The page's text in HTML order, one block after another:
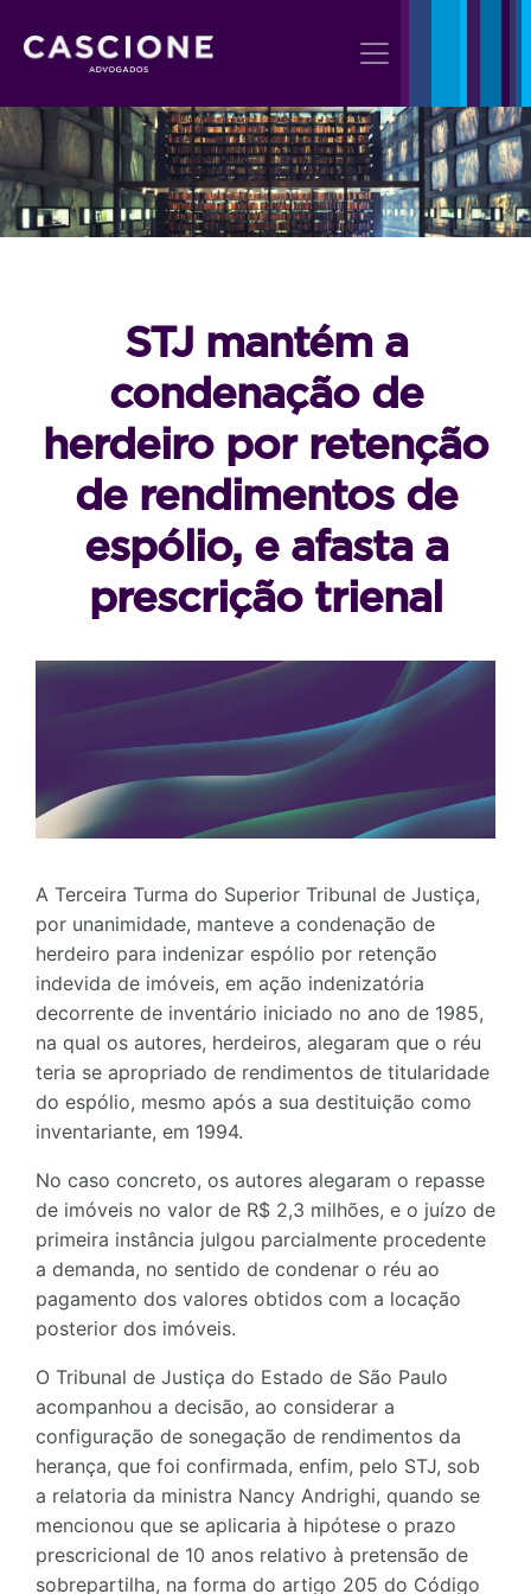
STJ mantém a
condenação de
herdeiro por retenção
de rendimentos de
espólio, e afasta a
prescrição trienal
A Terceira Turma do Superior Tribunal de Justiça,
por unanimidade, manteve a condenação de
herdeiro para indenizar espólio por retenção
indevida de imóveis, em ação indenizatória
decorrente de inventário iniciado no ano de 1985,
na qual os autores, herdeiros, alegaram que o réu
teria se apropriado de rendimentos de titularidade
do espólio, mesmo após a sua destituição como
inventariante, em 1994.
No caso concreto, os autores alegaram o repasse
de imóveis no valor de R$ 2,3 milhões, e o juízo de
primeira instância julgou parcialmente procedente
a demanda, no sentido de condenar o réu ao
pagamento dos valores obtidos com a locação
posterior dos imóveis.
O Tribunal de Justiça do Estado de São Paulo
acompanhou a decisão, ao considerar a
configuração de sonegação de rendimentos da
herança, que foi confirmada, enfim, pelo STJ, sob
a relatoria da ministra Nancy Andrighi, quando se
mencionou que se aplicaria à hipótese o prazo
prescricional de 10 anos relativo à pretensão de
sobrepartilha, na forma do artigo 205 do Código